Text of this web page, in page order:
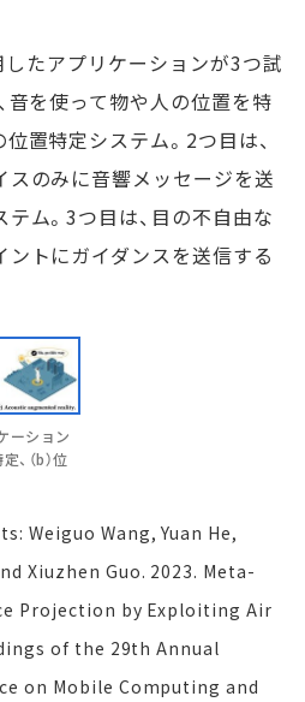
たアプリケーションが3つ試
音を使って物や人の位置を特
置特定システム。2つ目は、
のみに音響メッセージを送
ム。3つ目は、目の不自由な
トにガイダンスを送信する
ーション
、（b）位
Weiguo Wang, Yuan He,
Xiuzhen Guo. 2023. Meta-
Projection by Exploiting Air
of the 29th Annual
on Mobile Computing and